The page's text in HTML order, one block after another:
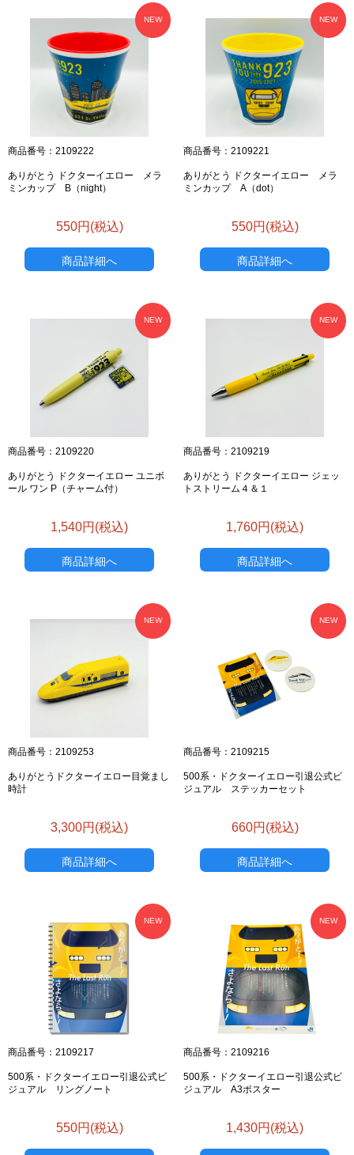
NEW
商品番号：2109222
ありがとう ドクターイエロー メラ
ミンカップ B（night）
550円(税込)
商品詳細へ
NEW
商品番号：2109221
ありがとう ドクターイエロー メラ
ミンカップ A（dot）
550円(税込)
商品詳細へ
NEW
商品番号：2109220
ありがとう ドクターイエロー ユニボ
ール ワン P（チャーム付）
1,540円(税込)
商品詳細へ
NEW
商品番号：2109219
ありがとう ドクターイエロー ジェッ
トストリーム４＆１
1,760円(税込)
商品詳細へ
NEW
商品番号：2109253
ありがとうドクターイエロー目覚まし
時計
3,300円(税込)
商品詳細へ
NEW
商品番号：2109215
500系・ドクターイエロー引退公式ビ
ジュアル ステッカーセット
660円(税込)
商品詳細へ
NEW
商品番号：2109217
500系・ドクターイエロー引退公式ビ
ジュアル リングノート
550円(税込)
NEW
商品番号：2109216
500系・ドクターイエロー引退公式ビ
ジュアル A3ポスター
1,430円(税込)
お買い物を続ける カートへ進む